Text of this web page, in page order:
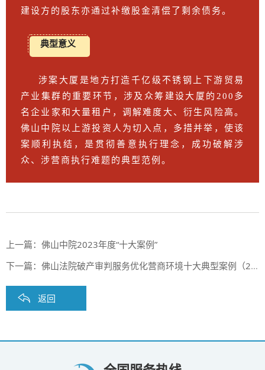
建设方的股东亦通过补缴股金清偿了剩余债务。
典型意义
涉案大厦是地方打造千亿级不锈钢上下游贸易
产业集群的重要环节，涉及众筹建设大厦的200多
名企业家和大量租户，调解难度大、衍生风险高。
佛山中院以上游投资人为切入点，多措并举，使该
案顺利执结，是贯彻善意执行理念，成功破解涉
众、涉营商执行难题的典型范例。
上一篇： 佛山中院2023年度“十大案例”
下一篇： 佛山法院破产审判服务优化营商环境十大典型案例（2020-2021）
返回